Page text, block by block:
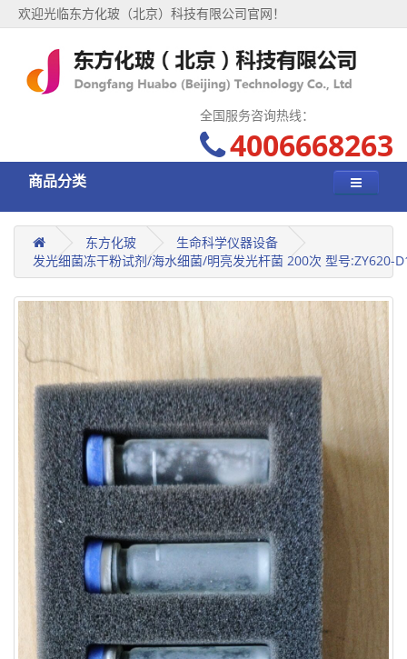
欢迎光临东方化玻（北京）科技有限公司官网！
全国服务咨询热线：
4006668263
商品分类
东方化玻
生命科学仪器设备
发光细菌冻干粉试剂/海水细菌/明亮发光杆菌 200次 型号:ZY620-